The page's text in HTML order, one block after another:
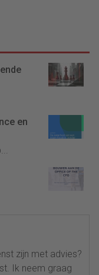
en
zijn met advies?
Ik neem graag